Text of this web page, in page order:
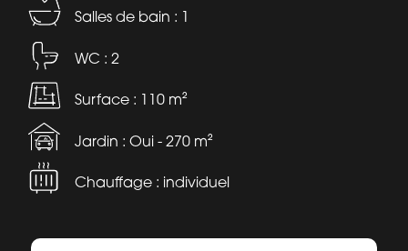
Salles de bain : 1
WC : 2
Surface : 110 m²
Jardin : Oui - 270 m²
Chauffage : individuel